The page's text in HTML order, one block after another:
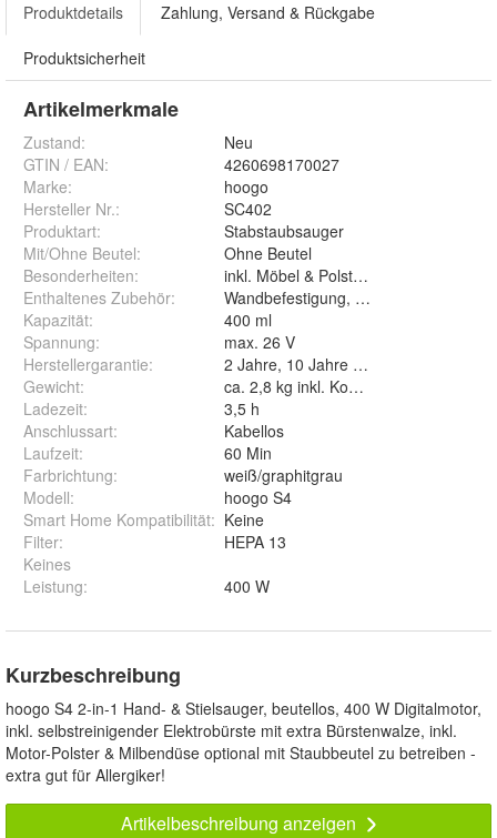
Produktdetails Zahlung, Versand & Rückgabe
Produktsicherheit
Artikelmerkmale
Zustand:
Neu
GTIN / EAN:
4260698170027
Marke:
hoogo
Hersteller Nr.:
SC402
Produktart:
Stabstaubsauger
Mit/Ohne Beutel:
Ohne Beutel
Besonderheiten:
inkl. Möbel & Polster-Kombi-Düse
Enthaltenes Zubehör:
Wandbefestigung, Düsen, Ersatzfilter
Kapazität:
400 ml
Spannung:
max. 26 V
Herstellergarantie:
2 Jahre, 10 Jahre auf Digitalmotor
Gewicht:
ca. 2,8 kg inkl. Komponenten
Ladezeit:
3,5 h
Anschlussart:
Kabellos
Laufzeit:
60 Min
Farbrichtung:
weiß/graphitgrau
Modell:
hoogo S4
Smart Home Kompatibilität: Keine
Filter:
HEPA 13
Keines
Leistung: 400 W
Kurzbeschreibung
hoogo S4 2-in-1 Hand- & Stielsauger, beutellos, 400 W Digitalmotor,
inkl. selbstreinigender Elektrobürste mit extra Bürstenwalze, inkl.
Motor-Polster & Milbendüse optional mit Staubbeutel zu betreiben -
extra gut für Allergiker!
Artikelbeschreibung anzeigen